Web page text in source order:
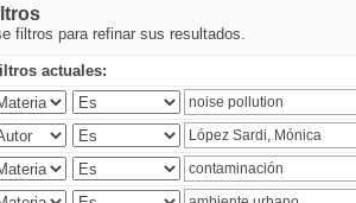
filtros para refinar sus resultados.
actuales: